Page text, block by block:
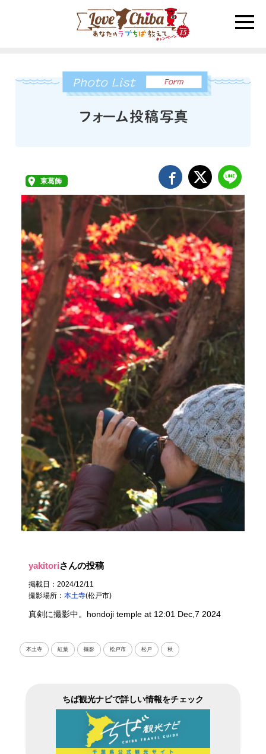
toggle
東葛飾
yakitoriさんの投稿
掲載日：2024/12/11
撮影場所：本土寺(松戸市)
真剣に撮影中。hondoji temple at 12:01 Dec,7 2024
本土寺 紅葉 撮影 松戸市 松戸 秋
ちば観光ナビで詳しい情報をチェック